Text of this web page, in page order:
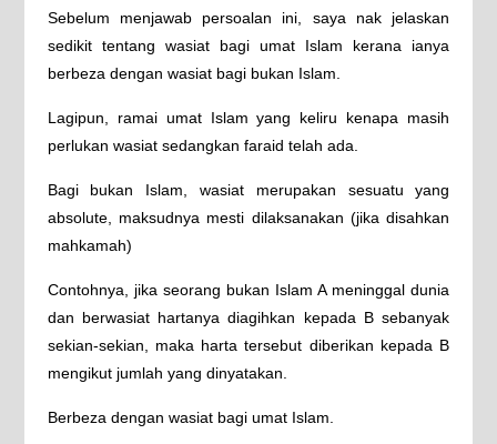
Sebelum menjawab persoalan ini, saya nak jelaskan
sedikit tentang wasiat bagi umat Islam kerana ianya
berbeza dengan wasiat bagi bukan Islam.
Lagipun, ramai umat Islam yang keliru kenapa masih
perlukan wasiat sedangkan faraid telah ada.
Bagi bukan Islam, wasiat merupakan sesuatu yang
absolute, maksudnya mesti dilaksanakan (jika disahkan
mahkamah)
Contohnya, jika seorang bukan Islam A meninggal dunia
dan berwasiat hartanya diagihkan kepada B sebanyak
sekian-sekian, maka harta tersebut diberikan kepada B
mengikut jumlah yang dinyatakan.
Berbeza dengan wasiat bagi umat Islam.